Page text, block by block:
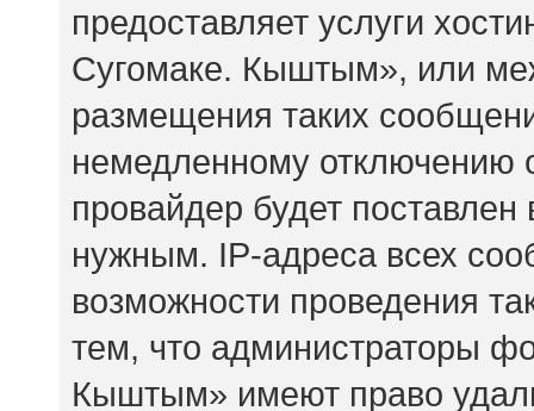
предоставляет услуги
Сугомаке. Кыштым», или
размещения таких
немедленному отключению
провайдер будет
нужным. IP-адреса всех
возможности проведения
тем, что администраторы
Кыштым» имеют право